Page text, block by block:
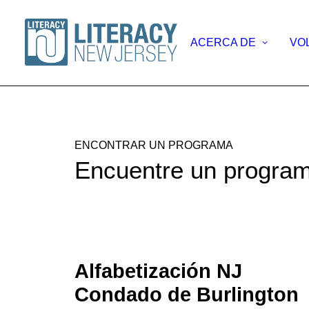
ACERCA DE
ENCONTRAR UN PROGRAMA
Encuentre un
Alfabetización NJ
Condado de Burlington